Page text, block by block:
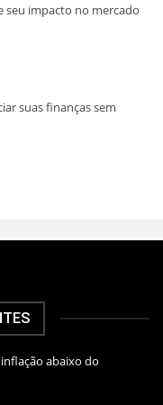
seu impacto no mercado
suas finanças sem
abaixo do